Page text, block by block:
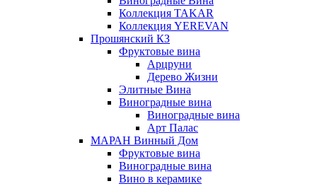
Коллекция TAKAR
Коллекция YEREVAN
Прошянский КЗ
Фруктовые вина
Арцруни
Дерево Жизни
Элитные Вина
Виноградные вина
Виноградные вина
Арт Палас
МАРАН Винный Дом
Фруктовые вина
Виноградные вина
Вино в керамике